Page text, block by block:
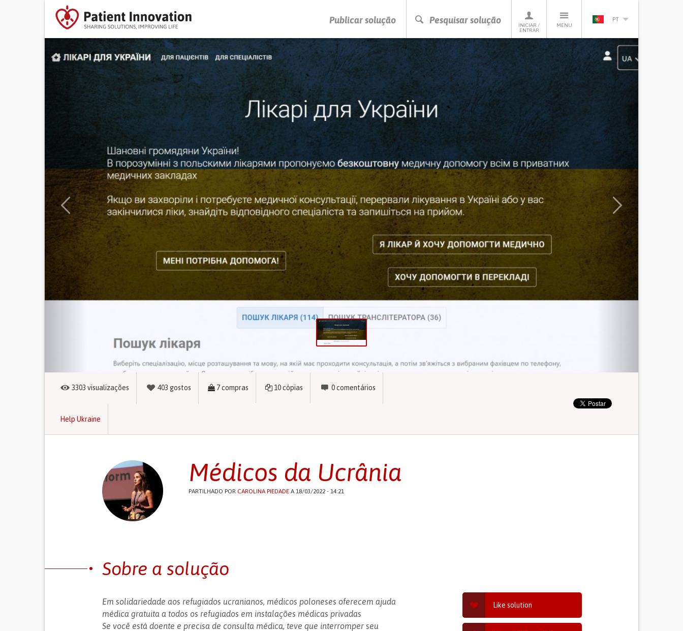
Publicar solução Pesquisar solução
INICIAR /
ENTRAR
MENU
PT
PRESSIONE ENTER PARA PESQUISAR
Previous Next
3303 visualizações 403 gostos 7compras 10cópias 0comentários
Help Ukraine
Médicos da Ucrânia
PARTILHADO POR CAROLINA PIEDADEA 18/03/2022 - 14:21
Like solution
Sobre a solução
Em solidariedade aos refugiados ucranianos, médicos poloneses oferecem ajuda
médica gratuita a todos os refugiados em instalações médicas privadas
Se você está doente e precisa de consulta médica, teve que interromper seu